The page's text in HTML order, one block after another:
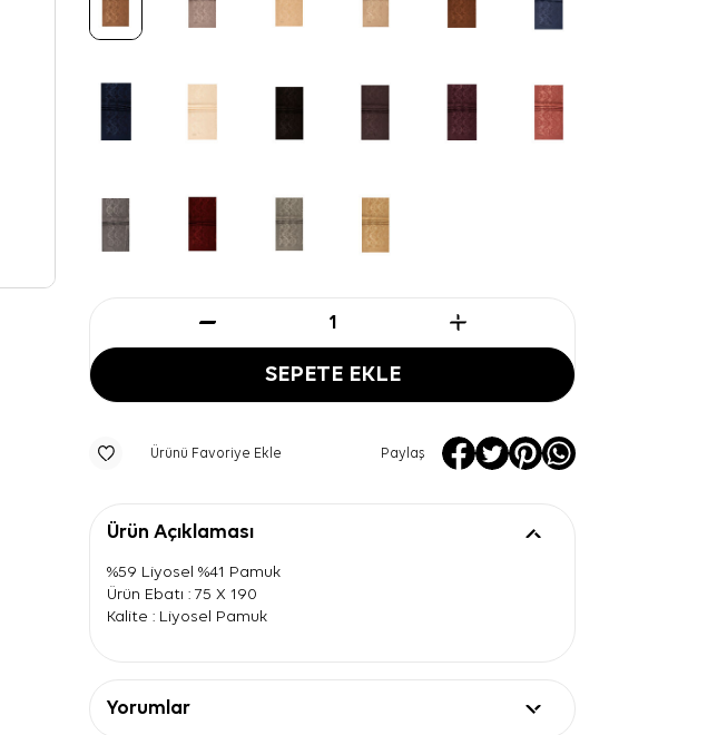
SEPETE EKLE
Ürünü Favoriye Ekle Paylaş
Ürün Açıklaması
%59 Liyosel %41 Pamuk
Ürün Ebatı : 75 X 190
Kalite : Liyosel Pamuk
Yorumlar